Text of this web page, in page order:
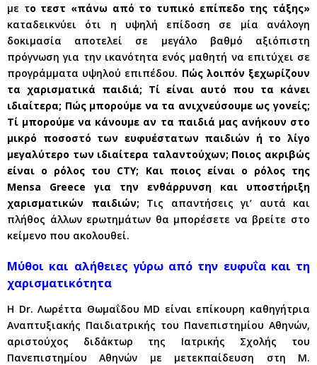
με το τεστ «πάνω από το τυπικό επίπεδο της τάξης»
καταδεικνύει ότι η υψηλή επίδοση σε μία ανάλογη
δοκιμασία αποτελεί σε μεγάλο βαθμό αξιόπιστη
πρόγνωση για την ικανότητα ενός μαθητή να επιτύχει σε
προγράμματα υψηλού επιπέδου. Πώς λοιπόν ξεχωρίζουν
τα χαρισματικά παιδιά; Τί είναι αυτό που τα κάνει
ιδιαίτερα; Πώς μπορούμε να τα ανιχνεύσουμε ως γονείς;
Τί μπορούμε να κάνουμε αν τα παιδιά μας ανήκουν στο
μικρό ποσοστό των ευφυέστατων παιδιών ή το λίγο
μεγαλύτερο των ιδιαίτερα ταλαντούχων; Ποιος ακριβώς
είναι ο ρόλος του CTY; Και ποιος είναι ο ρόλος της
Mensa Greece για την ενθάρρυνση και υποστήριξη
χαρισματικών παιδιών; Τις απαντήσεις γι’ αυτά και
πλήθος άλλων ερωτημάτων θα μπορέσετε να βρείτε στο
κείμενο που ακολουθεί.
Μύθοι και αλήθειες γύρω από την ευφυΐα και τη
χαρισματικότητα
Η Dr. Λωρέττα Θωμαΐδου MD είναι επίκουρη καθηγήτρια
Αναπτυξιακής Παιδιατρικής του Πανεπιστημίου Αθηνών,
αριστούχος διδάκτωρ της Ιατρικής Σχολής του
Πανεπιστημίου Αθηνών με μετεκπαίδευση στη Μ.